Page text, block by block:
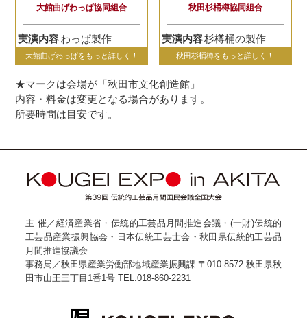
大館曲げわっぱ協同組合
実演内容わっぱ製作
大館曲げわっぱをもっと詳しく！
秋田杉桶樽協同組合
実演内容杉樽桶の製作
秋田杉桶樽をもっと詳しく！
★マークは会場が「秋田市文化創造館」
内容・料金は変更となる場合があります。
所要時間は目安です。
主 催／経済産業省・伝統的工芸品月間推進会議・(一財)伝統的
工芸品産業振興協会・日本伝統工芸士会・秋田県伝統的工芸品
月間推進協議会
事務局／秋田県産業労働部地域産業振興課 〒010-8572 秋田県秋
田市山王三丁目1番1号 TEL.018-860-2231